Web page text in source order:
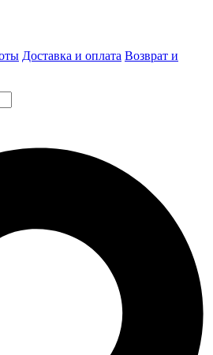
Доставка и оплата Возврат и